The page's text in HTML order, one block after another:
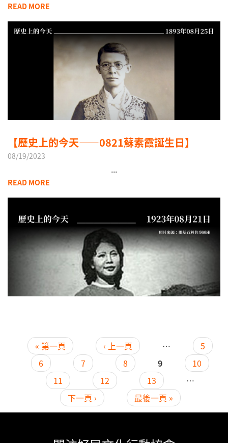
READ MORE
【歷史上的今天——0821蘇素霞誕生日】
08/19/2023
...
READ MORE
頁面« 第一頁 ‹ 上一頁 …
5
6
7 8 9
10
11
12 13
…
下一頁 ›
最後一頁 »